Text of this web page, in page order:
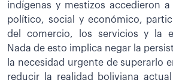
indígenas y mestizos accedieron
político, social y económico,
del comercio, los servicios y la
Nada de esto implica negar la
la necesidad urgente de superarlo
reducir la realidad boliviana